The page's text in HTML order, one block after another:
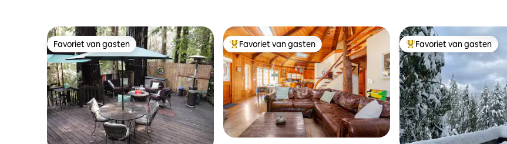
Favoriet van gasten
Favoriet van gasten Topfavoriet van gasten
Favoriet van gasten Topfavoriet van gasten
Favoriet van gasten